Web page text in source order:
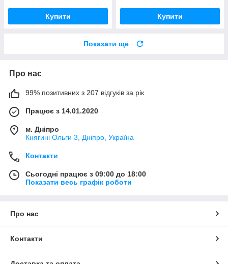
Купити Купити
Показати ще
Про нас
99% позитивних з 207 відгуків за рік
Працює з 14.01.2020
м. Дніпро
Княгині Ольги 3, Дніпро, Україна
Контакти
Сьогодні працює з 09:00 до 18:00
Показати весь графік роботи
Про нас
Контакти